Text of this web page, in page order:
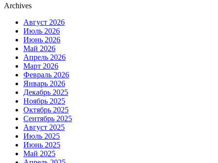
Archives
Август 2026
Июль 2026
Июнь 2026
Май 2026
Апрель 2026
Март 2026
Февраль 2026
Январь 2026
Декабрь 2025
Ноябрь 2025
Октябрь 2025
Сентябрь 2025
Август 2025
Июль 2025
Июнь 2025
Май 2025